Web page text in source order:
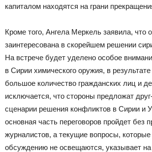
капиталом находятся на грани
Кроме того, Ангела Меркель заявила, что
заинтересована в скорейшем решении
На встрече будет уделено особое
в Сирии химического оружия, в результате
большое количество гражданских лиц и
исключается, что стороны предложат
сценарии решения конфликтов в Сирии и
основная часть переговоров пройдет без
журналистов, а текущие вопросы,
обсуждению не освещаются, указывает на